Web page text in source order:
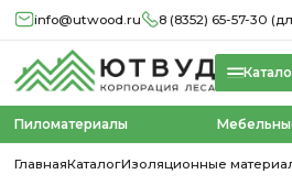
info@utwood.ru 8 (8352) 65-57-30
Пиломатериалы
ГлавнаяКаталогИзоляционные